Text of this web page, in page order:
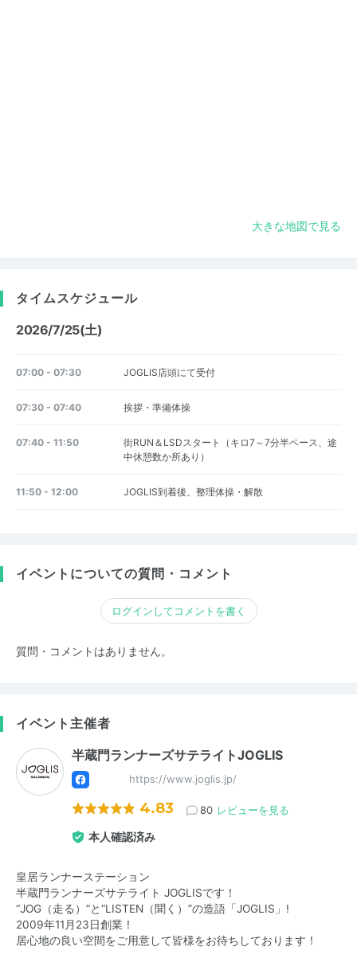
大きな地図で見る
タイムスケジュール
2026/7/25(土)
07:00 - 07:30 JOGLIS店頭にて受付
07:30 - 07:40 挨拶・準備体操
07:40 - 11:50
街RUN＆LSDスタート（キロ7～7分半ペース、途
中休憩数か所あり）
11:50 - 12:00 JOGLIS到着後、整理体操・解散
イベントについての質問・コメント
ログインしてコメントを書く
質問・コメントはありません。
イベント主催者
半蔵門ランナーズサテライトJOGLIS
https://www.joglis.jp/
4.83 80 レビューを見る
本人確認済み
皇居ランナーステーション
半蔵門ランナーズサテライト JOGLISです！
“JOG（走る）”と“LISTEN（聞く）”の造語「JOGLIS」!
2009年11月23日創業！
居心地の良い空間をご用意して皆様をお待ちしております！